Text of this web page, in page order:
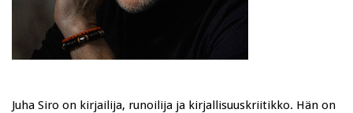
Juha Siro on kirjailija, runoilija ja kirjallisuuskriitikko. Hän on